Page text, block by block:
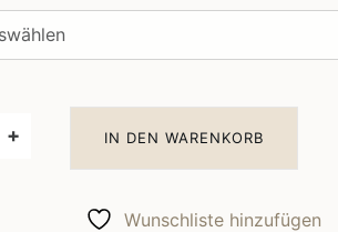
+ IN DEN WARENKORB
Wunschliste hinzufügen